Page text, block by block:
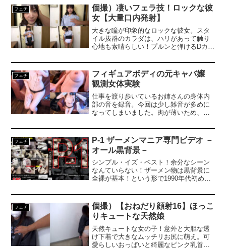
交換、集団オムツ遊戯…濃厚なオムツプ
レイの数々をご堪能ください。PART1に
は、［side－A邂逅編］を収録。
フェチ
個撮）凄いフェラ技！ロックな彼
女【大量口内発射】
大きな瞳が印象的なロックな彼女。スタ
イル抜群のカラダは、ハリがあって触り
心地も素晴らしい！プルンと弾けるDカッ
感度良好です。大きな瞳でじっと見つめ
る舐め顔に萌えまくり！まずはネット
リ！いろんな角度からピストン。気持ち
がイイ！絶妙なバキューム加減でノーハ
ンドピストン。余裕でチンポを飲み込む
テクニックは凄いです。超高速ピストン
で我慢限界、そのままお口に大量発射最
後はお掃除フェラ、発射できた満足げな
表情が可愛らしいです。ねっとりからの
丸呑みノーハンドフェラ！そして最後は
高速ピストン！凄いフェラ技持ってま
す！大きな瞳でチンポを咥える表情に萌
えまくりでした。
フェチ
フィギュアボディの元キャバ嬢
観測女体実験
仕事を渡り歩いているお姉さんの身体内
部の音を録音。今回は少し雑音が多めに
なってしまいました。肉が薄いため、呼
こえづらくなってしまったかも。※この
作品には別アングルからの同一シーンが
複数含まれています。※インタビューは
同時撮影した他作品と共通です。
フェチ
P-1 ザーメンマニア専門ビデオ －
オール黒背景－
シンプル・イズ・ベスト！余分なシーン
なんていらない！ザーメン物は黒背景に
全裸が基本！という形で1990年代初めに
忠実に現代に蘇らせた新Pシリーズです！
無駄な台詞はなし。ただザーメンを飲ま
せることが好きな男が、ザーメンを好き
な女に飲ませる。そして射精したザーメ
ンをじっくり見せつけ、飲む！それだけ
にこだわった作品です。ザーメンマニア
限定でお楽しみ下さい！（S.P.C）
フェチ
個撮）【おねだり顔射16】ほっこ
りキュートな天然娘
天然キュートな女の子！意外と大胆な透
け下着で大きなムッチリお尻に萌え。可
愛らしいおっぱいと綺麗なピンク乳首に